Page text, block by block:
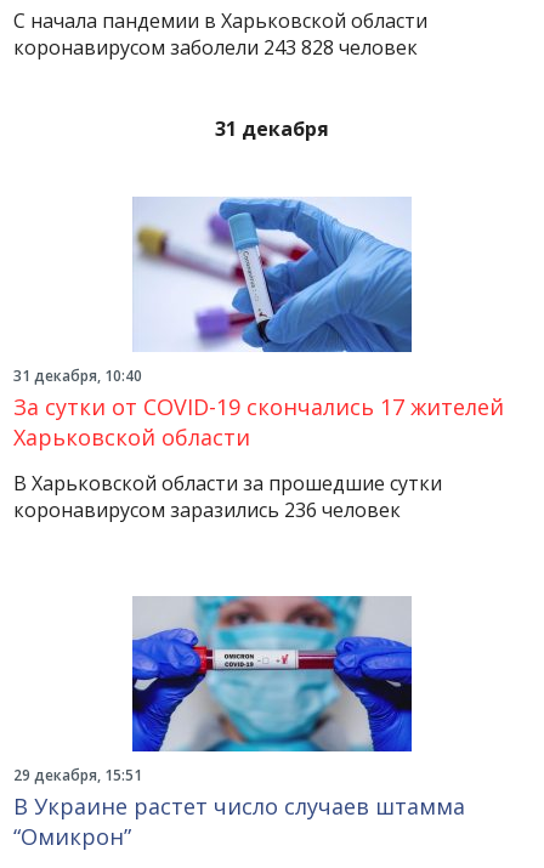
С начала пандемии в Харьковской области
коронавирусом заболели 243 828 человек
31 декабря
31 декабря, 10:40
За сутки от COVID-19 скончались 17 жителей
Харьковской области
В Харьковской области за прошедшие сутки
коронавирусом заразились 236 человек
29 декабря, 15:51
В Украине растет число случаев штамма
“Омикрон”